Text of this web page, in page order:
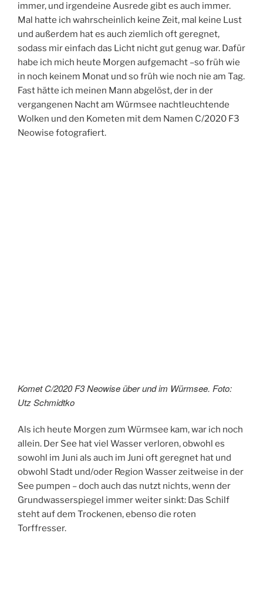
immer, und irgendeine Ausrede gibt es auch immer.
Mal hatte ich wahrscheinlich keine Zeit, mal keine Lust
und außerdem hat es auch ziemlich oft geregnet,
sodass mir einfach das Licht nicht gut genug war. Dafür
habe ich mich heute Morgen aufgemacht –so früh wie
in noch keinem Monat und so früh wie noch nie am Tag.
Fast hätte ich meinen Mann abgelöst, der in der
vergangenen Nacht am Würmsee nachtleuchtende
Wolken und den Kometen mit dem Namen C/2020 F3
Neowise fotografiert.
Komet C/2020 F3 Neowise über und im Würmsee. Foto:
Utz Schmidtko
Als ich heute Morgen zum Würmsee kam, war ich noch
allein. Der See hat viel Wasser verloren, obwohl es
sowohl im Juni als auch im Juni oft geregnet hat und
obwohl Stadt und/oder Region Wasser zeitweise in der
See pumpen – doch auch das nutzt nichts, wenn der
Grundwasserspiegel immer weiter sinkt: Das Schilf
steht auf dem Trockenen, ebenso die roten
Torffresser.